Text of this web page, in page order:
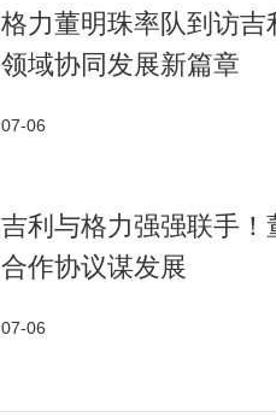
格力董明珠率队到访
领域协同发展新篇章
07-06
吉利与格力强强联手
合作协议谋发展
07-06